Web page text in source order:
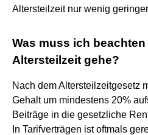
Altersteilzeit nur wenig
Was muss ich
Altersteilzeit gehe?
Nach dem Altersteilzeitgesetz
Gehalt um mindestens 20%
Beiträge in die gesetzliche
In Tarifverträgen ist oftmals